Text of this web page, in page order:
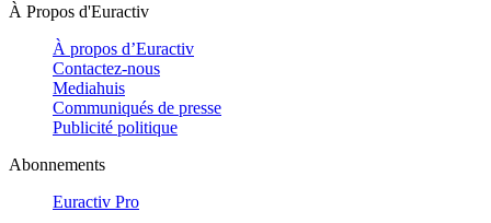
À Propos d'Euractiv
À propos d’Euractiv
Contactez-nous
Mediahuis
Communiqués de presse
Publicité politique
Abonnements
Euractiv Pro